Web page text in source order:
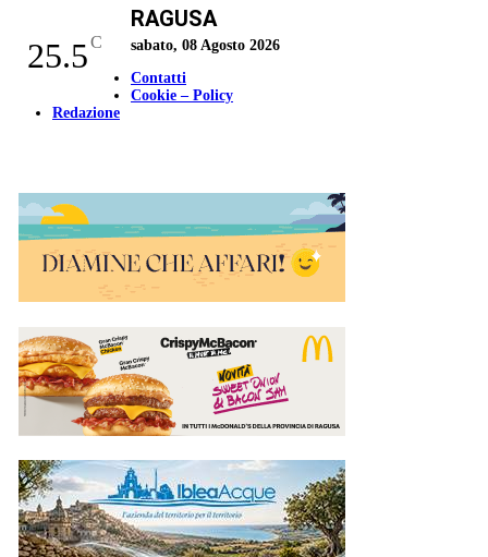
25.5C
RAGUSA
sabato, 08 Agosto 2026
Contatti
Cookie – Policy
Redazione